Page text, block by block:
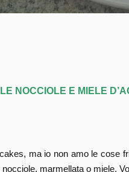
NOCCIOLE E MIELE
ma io non amo le
marmellata o miele.